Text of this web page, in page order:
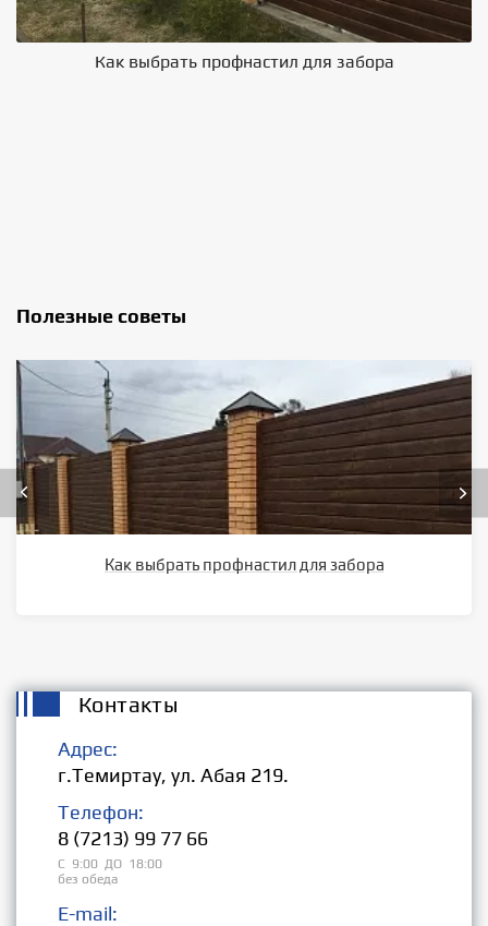
Как выбрать профнастил для забора
Полезные советы
Как выбрать профнастил для забора
Контакты
Адрес:
г.Темиртау, ул. Абая 219.
Телефон:
8 (7213) 99 77 66
С 9:00 ДО 18:00
без обеда
E-mail: